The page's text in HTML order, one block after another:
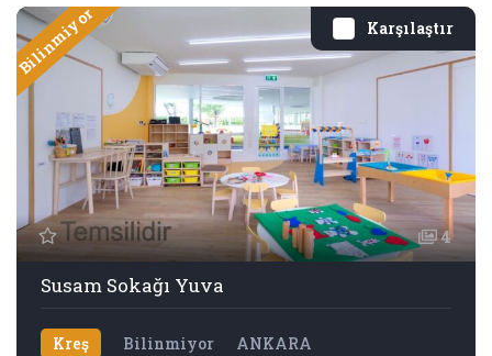
Karşılaştır
Bilinmiyor
4
Susam Sokağı Yuva
Kreş Bilinmiyor ANKARA